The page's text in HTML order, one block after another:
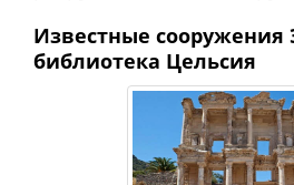
Известные сооружения
библиотека Цельсия